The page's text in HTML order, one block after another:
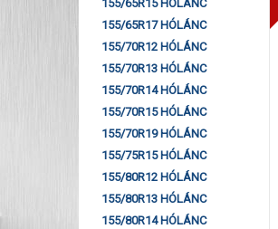
155/65R15 HÓLÁNC
155/65R17 HÓLÁNC
155/70R12 HÓLÁNC
155/70R13 HÓLÁNC
155/70R14 HÓLÁNC
155/70R15 HÓLÁNC
155/70R19 HÓLÁNC
155/75R15 HÓLÁNC
155/80R12 HÓLÁNC
155/80R13 HÓLÁNC
155/80R14 HÓLÁNC